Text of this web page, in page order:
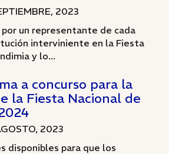
2023
un representante de cada
interviniente en la Fiesta
y lo...
a concurso para la
la Fiesta Nacional de
2023
disponibles para que los